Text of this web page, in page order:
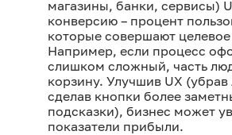
магазины, банки, сервисы)
конверсию – процент
которые совершают
Например, если процесс
слишком сложный, часть
корзину. Улучшив UX
сделав кнопки более
подсказки), бизнес может
показатели прибыли.